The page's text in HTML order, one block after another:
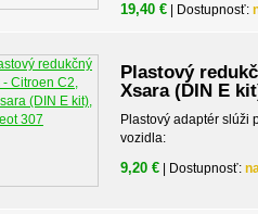
19,40 € | Dostupnosť:
Plastový
Xsara (DIN E
Plastový adaptér slúži
vozidla:
9,20 € | Dostupnosť: